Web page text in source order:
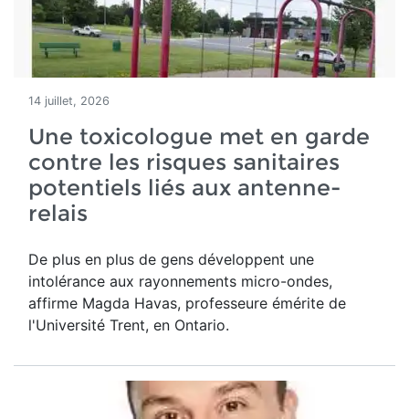
14 juillet, 2026
Une toxicologue met en garde
contre les risques sanitaires
potentiels liés aux antenne-
relais
De plus en plus de gens développent une
intolérance aux rayonnements micro-ondes,
affirme Magda Havas, professeure émérite de
l'Université Trent, en Ontario.